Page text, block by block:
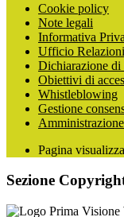
Cookie policy
Note legali
Informativa
Ufficio
Dichiarazione di
Obiettivi di
Whistleblowing
Gestione
Pagina
Sezione